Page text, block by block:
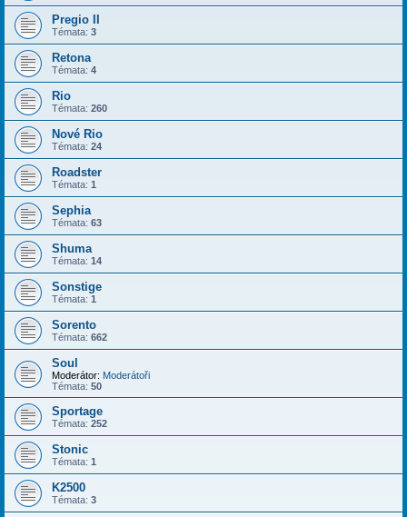
Pregio II
Témata: 3
Retona
Témata: 4
Rio
Témata: 260
Nové Rio
Témata: 24
Roadster
Témata: 1
Sephia
Témata: 63
Shuma
Témata: 14
Sonstige
Témata: 1
Sorento
Témata: 662
Soul
Moderátor: Moderátoři
Témata: 50
Sportage
Témata: 252
Stonic
Témata: 1
K2500
Témata: 3